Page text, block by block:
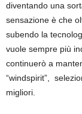
diventando una
sensazione è che
subendo la
vuole sempre più
continuerò a
“windspirit”,
migliori.